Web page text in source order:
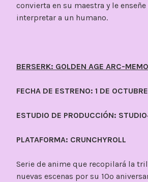
convierta en su maestra y le
interpretar a un humano.
BERSERK: GOLDEN AGE ARC-
FECHA DE ESTRENO: 1 DE OCTUBRE
ESTUDIO DE PRODUCCIÓN:
PLATAFORMA: CRUNCHYROLL
Serie de anime que recopilará la
nuevas escenas por su 10º